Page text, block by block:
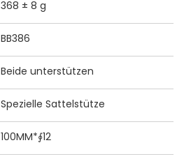
368 ± 8 g
BB386
Beide unterstützen
Spezielle Sattelstütze
100MM*∮12